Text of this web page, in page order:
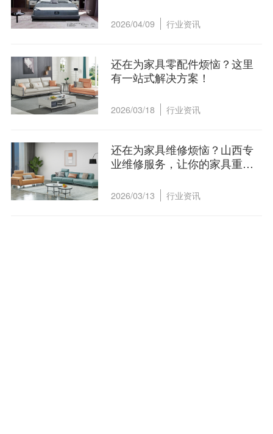
2026/04/09 行业资讯
还在为家具零配件烦恼？这里
有一站式解决方案！
2026/03/18 行业资讯
还在为家具维修烦恼？山西专
业维修服务，让你的家具重获
2026/03/13 行业资讯